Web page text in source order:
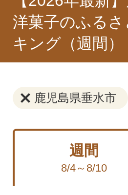
洋菓子のふる
キング（週間）
鹿児島県垂水市
週間
8/4～8/10